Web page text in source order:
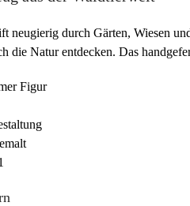
neugierig durch Gärten, Wiesen
die Natur entdecken. Das
Figur